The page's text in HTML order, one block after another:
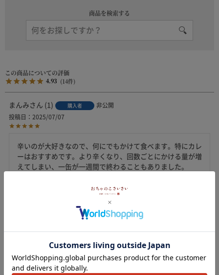
商品を検索する
4.93 14
まんみ 1 購入者
非公開
投稿日
2025/07/07
辛いのが大好きなので、何にでもかけて食べます。特にカレ
ーはおすすめです。より辛くなり、回数ごとにかける量が増
えてしまい、一缶が一週間で終わることもありました。
購入者
非公開
セットの品物はどれも香りや食感が良くて大満足です！買っ
てよかったなと思いました。